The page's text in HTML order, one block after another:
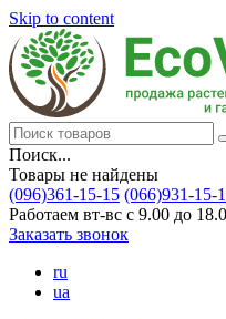
Skip to content
Поиск...
Товары не найдены
(096)361-15-15 (066)931-15-
Работаем вт-вс с 9.00 до
Заказать звонок
ru
ua